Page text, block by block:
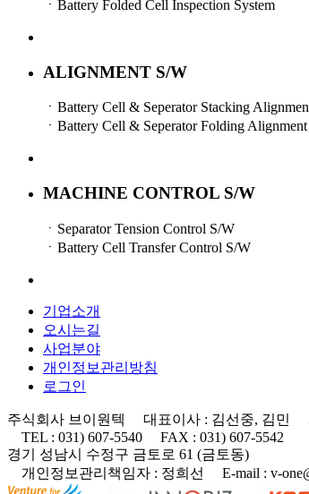
ㆍBattery Folded Cell Inspection System
ALIGNMENT S/W
ㆍBattery Cell & Seperator Stacking
ㆍBattery Cell & Seperator Folding Alignment
MACHINE CONTROL S/W
ㆍSeparator Tension Control S/W
ㆍBattery Cell Transfer Control S/W
기업소개
오시는길
사업분야
개인정보관리방침
로그인
주식회사 브이원텍 대표이사 : 김선중, 김민
TEL : 031) 607-5540 FAX : 031) 607-5542
경기 성남시 수정구 금토로 61 (금토동)
개인정보관리책임자 : 정희선 E-mail : v-